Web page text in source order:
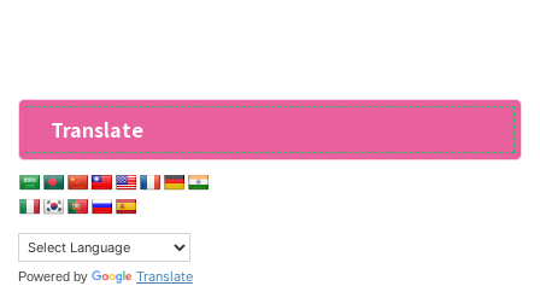
Translate
Powered by Translate